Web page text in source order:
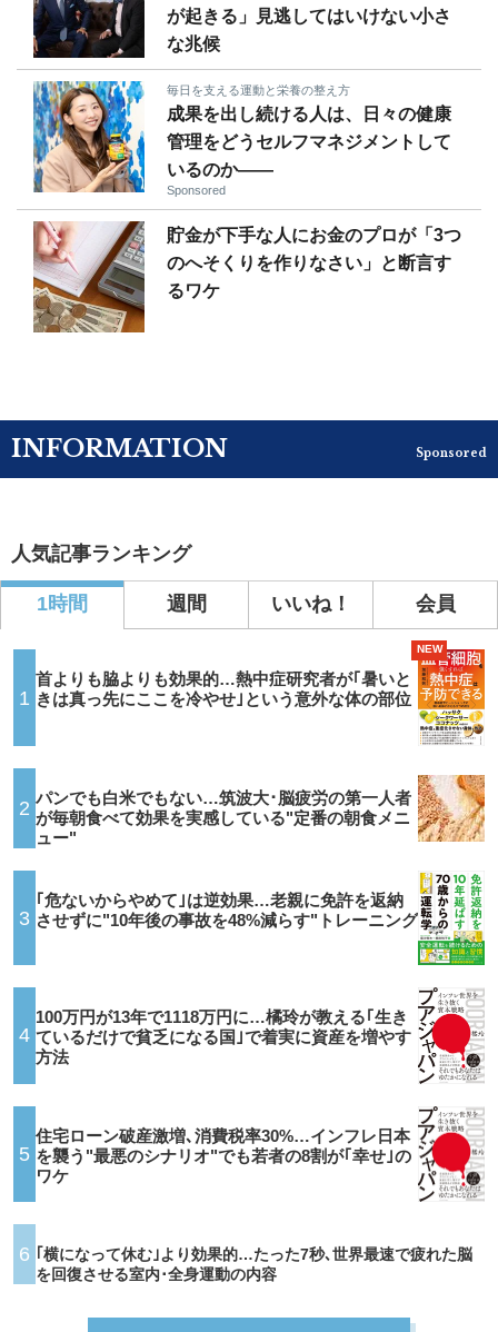
が起きる」見逃してはいけない小さ
な兆候
毎日を支える運動と栄養の整え方
成果を出し続ける人は、日々の健康
管理をどうセルフマネジメントして
いるのか——
Sponsored
貯金が下手な人にお金のプロが「3つ
のへそくりを作りなさい」と断言す
るワケ
INFORMATION Sponsored
人気記事ランキング
1時間 週間 いいね！ 会員
1
首よりも脇よりも効果的…熱中症研究者が｢暑いと
きは真っ先にここを冷やせ｣という意外な体の部位
NEW
2 パンでも白米でもない…筑波大･脳疲労の第一人者
が毎朝食べて効果を実感している"定番の朝食メニ
ュー"
3
｢危ないからやめて｣は逆効果…老親に免許を返納
させずに"10年後の事故を48%減らす"トレーニング
4
100万円が13年で1118万円に…橘玲が教える｢生き
ているだけで貧乏になる国｣で着実に資産を増やす
方法
5
住宅ローン破産激増､消費税率30%…インフレ日本
を襲う"最悪のシナリオ"でも若者の8割が｢幸せ｣の
ワケ
6
｢横になって休む｣より効果的…たった7秒､世界最速で疲れた脳
を回復させる室内･全身運動の内容